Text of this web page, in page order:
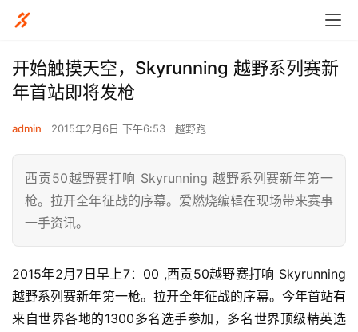
开始触摸天空，Skyrunning 越野系列赛新
年首站即将发枪
admin 2015年2月6日 下午6:53 越野跑
西贡50越野赛打响 Skyrunning 越野系列赛新年第一
枪。拉开全年征战的序幕。爱燃烧编辑在现场带来赛事
一手资讯。
2015年2月7日早上7：00 ,西贡50越野赛打响 Skyrunning
越野系列赛新年第一枪。拉开全年征战的序幕。今年首站有
来自世界各地的1300多名选手参加，多名世界顶级精英选